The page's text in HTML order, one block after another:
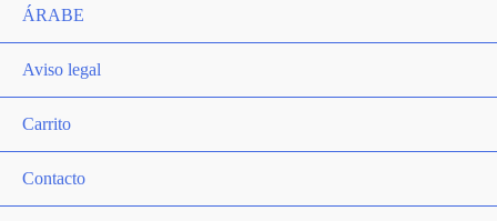
ÁRABE
Aviso legal
Carrito
Contacto